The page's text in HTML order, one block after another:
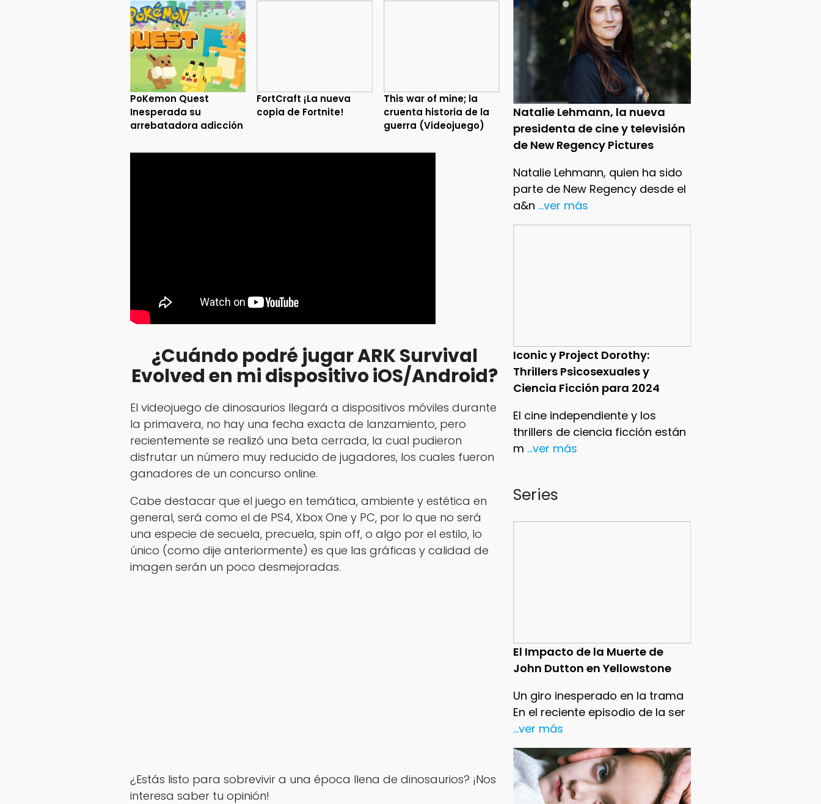
Natalie Lehmann, la nueva
presidenta de cine y televisión
de New Regency Pictures
Natalie Lehmann, quien ha sido
parte de New Regency desde el
a&n ...ver más
Iconic y Project Dorothy:
Thrillers Psicosexuales y
Ciencia Ficción para 2024
El cine independiente y los
thrillers de ciencia ficción están
m ...ver más
Series
El Impacto de la Muerte de
John Dutton en Yellowstone
Un giro inesperado en la trama
En el reciente episodio de la ser
...ver más
PoKemon Quest
Inesperada su
arrebatadora adicción
FortCraft ¡La nueva
copia de Fortnite!
This war of mine; la
cruenta historia de la
guerra (Videojuego)
¿Cuándo podré jugar ARK Survival
Evolved en mi dispositivo iOS/Android?
El videojuego de dinosaurios llegará a dispositivos móviles durante
la primavera, no hay una fecha exacta de lanzamiento, pero
recientemente se realizó una beta cerrada, la cual pudieron
disfrutar un número muy reducido de jugadores, los cuales fueron
ganadores de un concurso online.
Cabe destacar que el juego en temática, ambiente y estética en
general, será como el de PS4, Xbox One y PC, por lo que no será
una especie de secuela, precuela, spin off, o algo por el estilo, lo
único (como dije anteriormente) es que las gráficas y calidad de
imagen serán un poco desmejoradas.
¿Estás listo para sobrevivir a una época llena de dinosaurios? ¡Nos
interesa saber tu opinión!